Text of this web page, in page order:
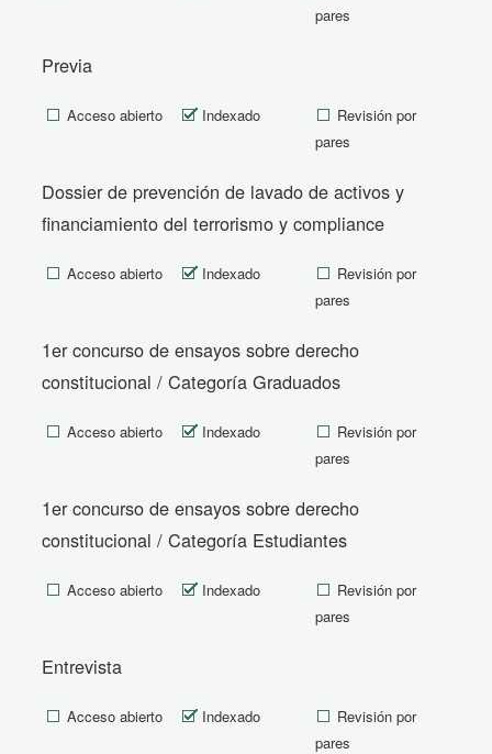
pares
Previa
Acceso abierto Indexado
Revisión por
pares
Dossier de prevención de lavado de activos y
financiamiento del terrorismo y compliance
Acceso abierto Indexado
Revisión por
pares
1er concurso de ensayos sobre derecho
constitucional / Categoría Graduados
Acceso abierto Indexado
Revisión por
pares
1er concurso de ensayos sobre derecho
constitucional / Categoría Estudiantes
Acceso abierto Indexado
Revisión por
pares
Entrevista
Acceso abierto Indexado
Revisión por
pares